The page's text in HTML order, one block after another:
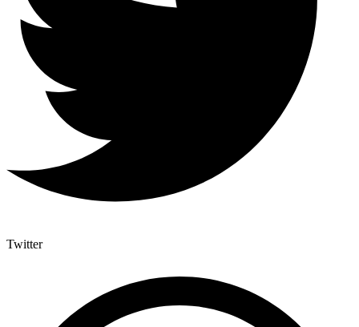
Twitter